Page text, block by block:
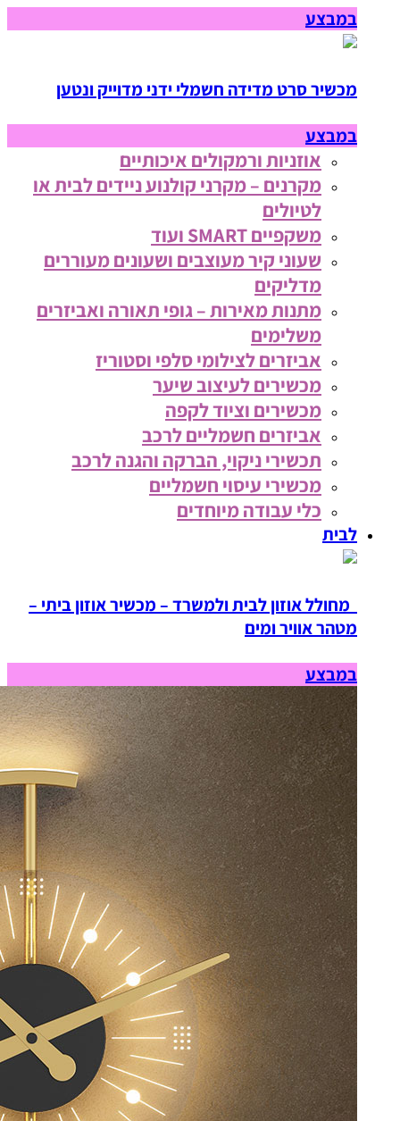
במבצע
מכשיר סרט מדידה חשמלי ידני מדוייק ונטען
במבצע
אוזניות ורמקולים איכותיים
מקרנים – מקרני קולנוע ניידים לבית או
לטיולים
משקפיים SMART ועוד
שעוני קיר מעוצבים ושעונים מעוררים
מדליקים
מתנות מאירות – גופי תאורה ואביזרים
משלימים
אביזרים לצילומי סלפי וסטוריז
מכשירים לעיצוב שיער
מכשירים וציוד לקפה
אביזרים חשמליים לרכב
תכשירי ניקוי, הברקה והגנה לרכב
מכשירי עיסוי חשמליים
כלי עבודה מיוחדים
לבית
מחולל אוזון לבית ולמשרד – מכשיר אוזון ביתי –
מטהר אוויר ומים
במבצע